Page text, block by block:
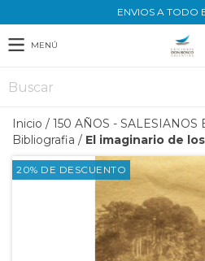
ENVIOS A TODO
MENÚ
Inicio / 150 AÑOS - SALESIANOS
Bibliografia / El imaginario de
20% DE DESCUENTO